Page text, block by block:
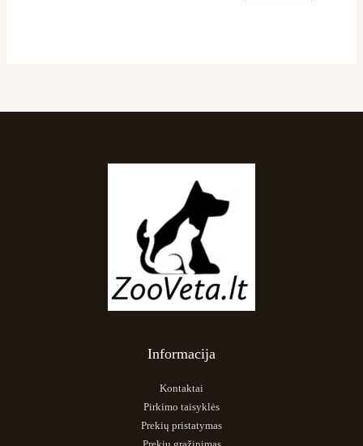
Informacija
Kontaktai
Pirkimo taisyklės
Prekių pristatymas